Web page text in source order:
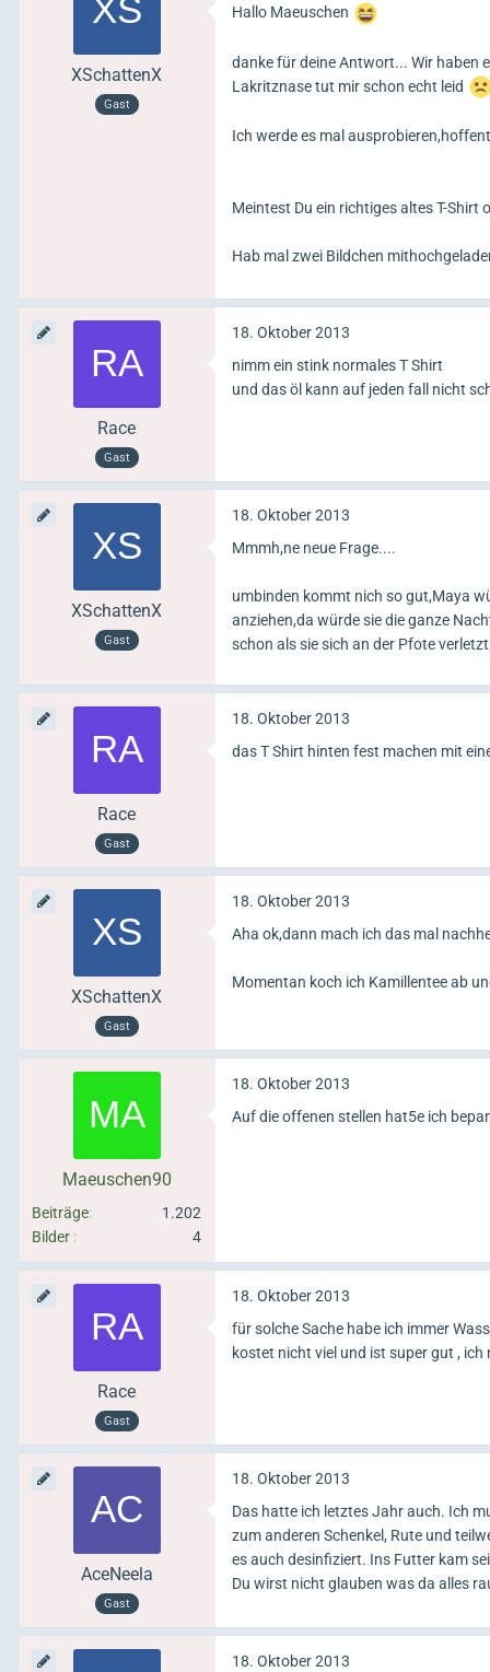
XSchattenX
Gast
Hallo Maeuschen
danke für deine Antwort... Wir haben
Lakritznase tut mir schon echt leid
Ich werde es mal
Meintest Du ein richtiges altes T-Shirt
Hab mal zwei Bildchen
Race
Gast
18. Oktober 2013
nimm ein stink normales T Shirt
und das öl kann auf jeden fall nicht
XSchattenX
Gast
18. Oktober 2013
Mmmh,ne neue Frage....
umbinden kommt nich so gut,Maya
anziehen,da würde sie die ganze
schon als sie sich an der Pfote
Race
Gast
18. Oktober 2013
das T Shirt hinten fest machen mit
XSchattenX
Gast
18. Oktober 2013
Aha ok,dann mach ich das mal
Momentan koch ich Kamillentee ab
Maeuschen90
Beiträge
1.202
Bilder
4
18. Oktober 2013
Auf die offenen stellen hat5e ich
Race
Gast
18. Oktober 2013
für solche Sache habe ich immer
kostet nicht viel und ist super gut , ich
AceNeela
Gast
18. Oktober 2013
Das hatte ich letztes Jahr auch. Ich
zum anderen Schenkel, Rute und
es auch desinfiziert. Ins Futter kam
Du wirst nicht glauben was da alles
18. Oktober 2013